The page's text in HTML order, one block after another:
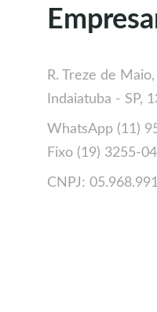
R. Treze de
Indaiatuba - SP,
WhatsApp (11)
Fixo (19) 3255-
CNPJ: